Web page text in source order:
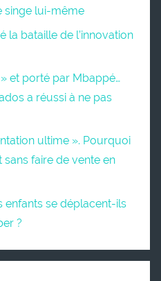
singe lui-même
la bataille de l’innovation
et porté par Mbappé…
a réussi à ne pas
ultime ». Pourquoi
faire de vente en
enfants se déplacent-ils
?